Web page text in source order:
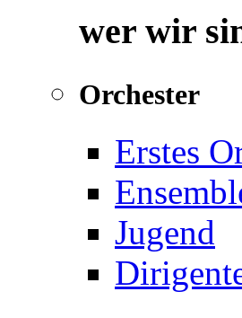
wer wir
Orchester
Erstes
Jugend